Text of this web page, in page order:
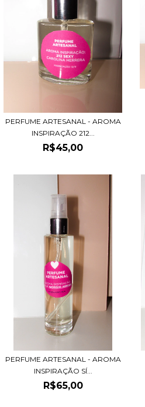
PERFUME ARTESANAL - AROMA
INSPIRAÇÃO 212...
R$45,00
PERFUME ARTESANAL - AROMA
INSPIRAÇÃO SÍ...
R$65,00